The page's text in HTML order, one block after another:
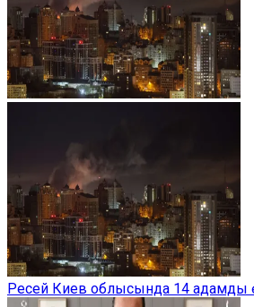
Ресей Киев облысында 14 адамды